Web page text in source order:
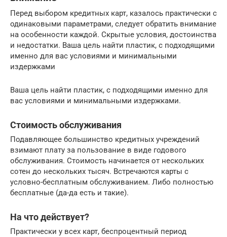
Перед выбором кредитных карт, казалось практически с
одинаковыми параметрами, следует обратить внимание
на особенности каждой. Скрытые условия, достоинства
и недостатки. Ваша цель найти пластик, с подходящими
именно для вас условиями и минимальными
издержками
Ваша цель найти пластик, с подходящими именно для
вас условиями и минимальными издержками.
Стоимость обслуживания
Подавляющее большинство кредитных учреждений
взимают плату за пользование в виде годового
обслуживания. Стоимость начинается от нескольких
сотен до нескольких тысяч. Встречаются карты с
условно-бесплатным обслуживанием. Либо полностью
бесплатные (да-да есть и такие).
На что действует?
Практически у всех карт, беспроцентный период